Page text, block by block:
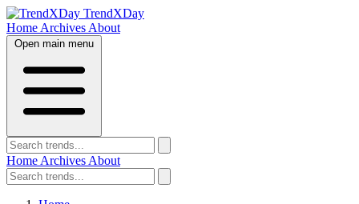
TrendXDay
Home Archives About
Open main menu
Home Archives About